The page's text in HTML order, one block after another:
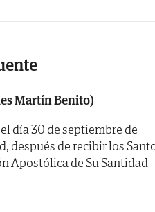
Martín Benito)
día 30 de septiembre de
después de recibir los
Apostólica de Su Santidad